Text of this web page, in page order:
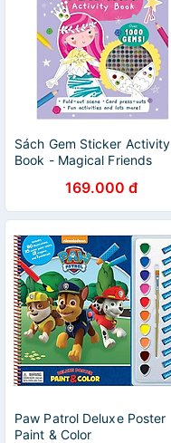
Sách Gem Sticker Activity
Book - Magical Friends
169.000 đ
Paw Patrol Deluxe Poster
Paint & Color